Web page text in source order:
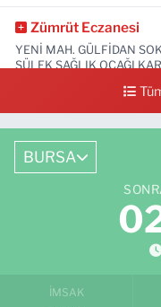
Zümrüt Eczanesi
YENİ MAH. GÜLFİDAN
SÜLEK SAĞLIK OCAĞI
0 (531) 239 44 04
BURSA
İMSAK